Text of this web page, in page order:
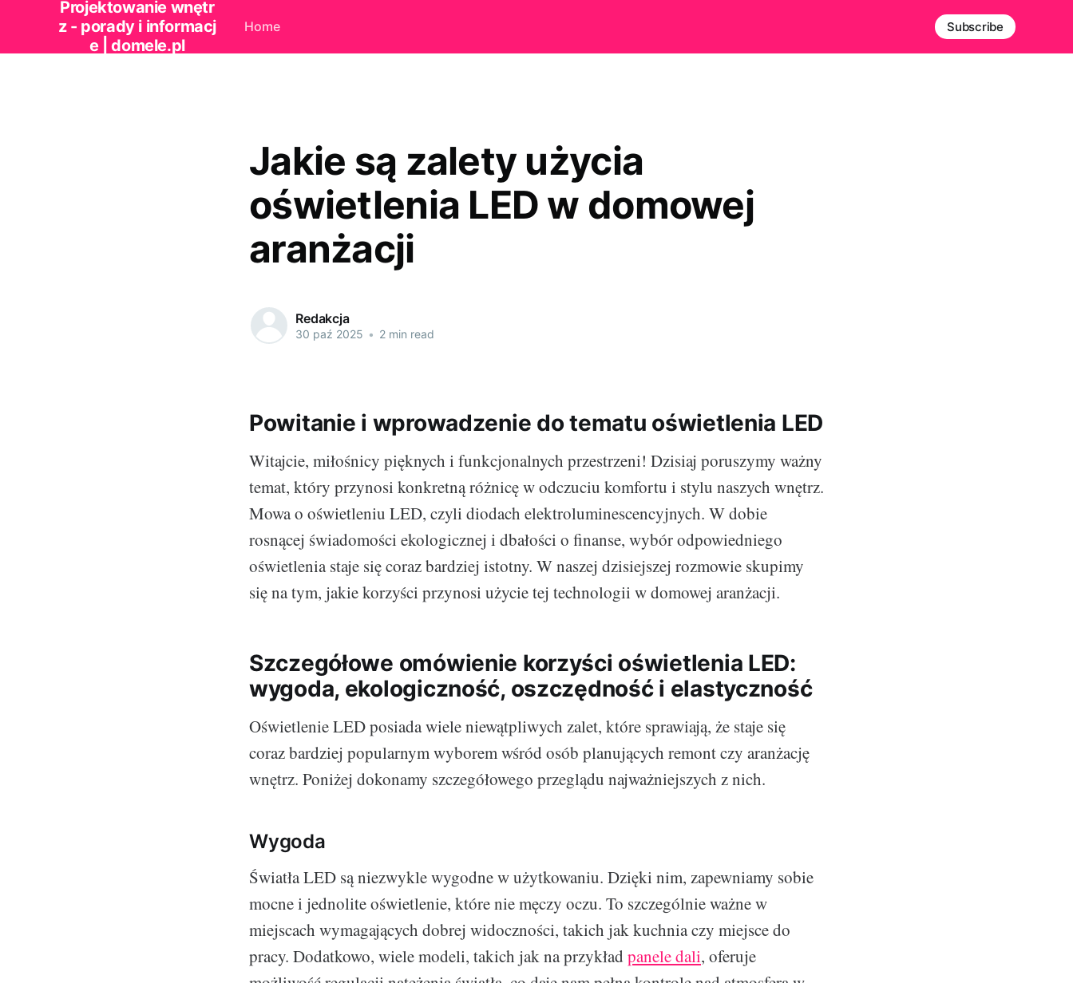
Projektowanie wnętr
z - porady i informacj
e | domele.pl
Home Subscribe
Jakie są zalety użycia
oświetlenia LED w domowej
aranżacji
Redakcja
30 paź 2025 • 2 min read
Powitanie i wprowadzenie do tematu oświetlenia LED
Witajcie, miłośnicy pięknych i funkcjonalnych przestrzeni! Dzisiaj poruszymy ważny
temat, który przynosi konkretną różnicę w odczuciu komfortu i stylu naszych wnętrz.
Mowa o oświetleniu LED, czyli diodach elektroluminescencyjnych. W dobie
rosnącej świadomości ekologicznej i dbałości o finanse, wybór odpowiedniego
oświetlenia staje się coraz bardziej istotny. W naszej dzisiejszej rozmowie skupimy
się na tym, jakie korzyści przynosi użycie tej technologii w domowej aranżacji.
Szczegółowe omówienie korzyści oświetlenia LED:
wygoda, ekologiczność, oszczędność i elastyczność
Oświetlenie LED posiada wiele niewątpliwych zalet, które sprawiają, że staje się
coraz bardziej popularnym wyborem wśród osób planujących remont czy aranżację
wnętrz. Poniżej dokonamy szczegółowego przeglądu najważniejszych z nich.
Wygoda
Światła LED są niezwykle wygodne w użytkowaniu. Dzięki nim, zapewniamy sobie
mocne i jednolite oświetlenie, które nie męczy oczu. To szczególnie ważne w
miejscach wymagających dobrej widoczności, takich jak kuchnia czy miejsce do
pracy. Dodatkowo, wiele modeli, takich jak na przykład panele dali, oferuje